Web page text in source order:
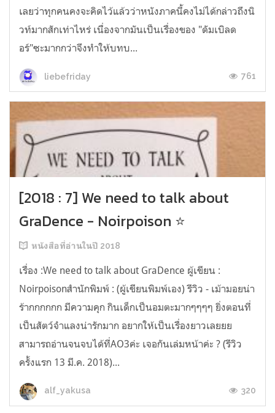
เลยว่าทุกคนคงจะคิดไว้แล้วว่าหนังภาคนี้คงไม่ได้กล่าวถึงนิ
วท์มากสักเท่าไหร่ เนื่องจากมันเป็นเรื่องของ "ดัมเบิลด
อร์"ซะมากกว่าจึงทำให้บทบ...
liebefriday 761
[2018 : 7] We need to talk about
GraDence - Noirpoison ⭐
หนังสือที่อ่านในปี 2018
เรื่อง :We need to talk about GraDence ผู้เขียน :
Noirpoisonสำนักพิมพ์ : (ผู้เขียนพิมพ์เอง) รีวิว - เม้ามอยน่า
ร้ากกกกกก มีความคุก กินเด็กเป็นอมตะมากๆๆๆๆ ยิ่งตอนที่
เป็นสัตว์จำแลงน่ารักมาก อยากให้เป็นเรื่องยาวเลยยย
สามารถอ่านจนจบได้ที่AO3ค่ะ เจอกันเล่มหน้าค่ะ ? (รีวิว
ครั้งแรก 13 มี.ค. 2018)...
alf_yakusa 320